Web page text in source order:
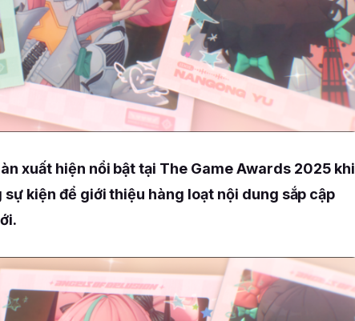
xuất hiện nổi bật tại The Game Awards 2025 khi
kiện để giới thiệu hàng loạt nội dung sắp cập